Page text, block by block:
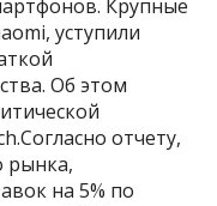
Крупные
уступили
Об этом
отчету,
рынка,
на 5% по